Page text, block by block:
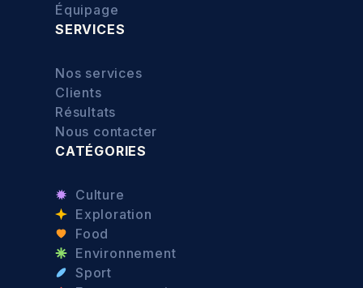
Équipage
SERVICES
Nos services
Clients
Résultats
Nous contacter
CATÉGORIES
Culture
Exploration
Food
Environnement
Sport